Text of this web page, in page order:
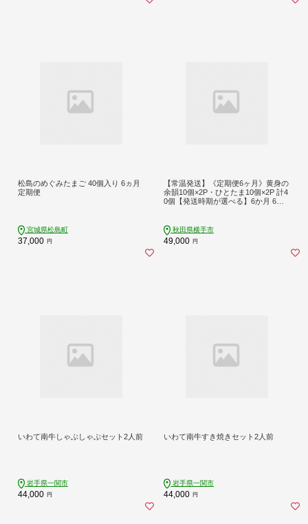
松島のめぐみたまご 40個入り 6ヵ月
定期便
宮城県松島町
37,000 円
【常温発送】《定期便6ヶ月》黄身の
余韻10個×2P・ひとたま10個×2P 計4
0個【発送時期が選べる】6か月 6ヵ
林養鶏場 至福のたまご 黄身の余韻
ひとたま 玉子 タマゴ [6か月 6ヵ月 6
カ月 6ケ月 卵 玉子 たまご 2種類 味比
秋田県横手市
49,000 円
いわて南牛しゃぶしゃぶセット2人前
岩手県一関市
44,000 円
いわて南牛すき焼きセット2人前
岩手県一関市
44,000 円